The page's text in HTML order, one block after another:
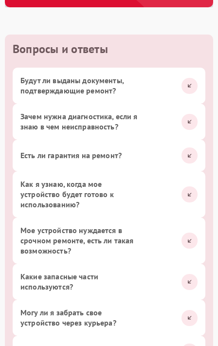
Вопросы и ответы
Будут ли выданы документы,
подтверждающие ремонт?
Зачем нужна диагностика, если я
знаю в чем неисправность?
Есть ли гарантия на ремонт?
Как я узнаю, когда мое
устройство будет готово к
использованию?
Мое устройство нуждается в
срочном ремонте, есть ли такая
возможность?
Какие запасные части
используются?
Могу ли я забрать свое
устройство через курьера?